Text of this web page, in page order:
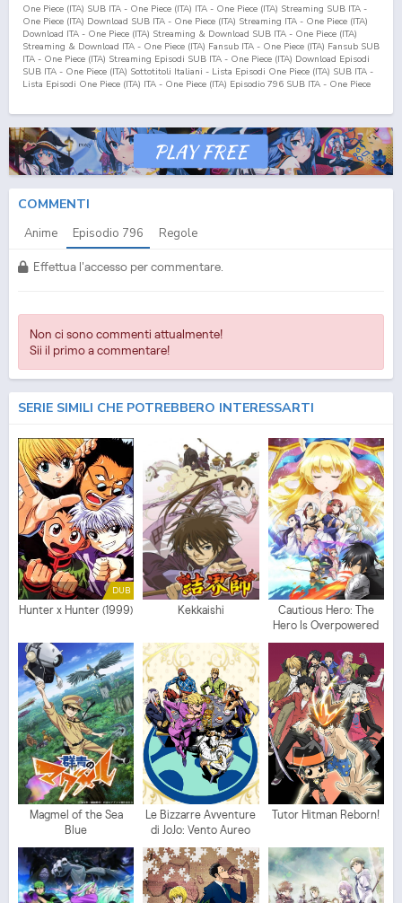
One Piece (ITA) SUB ITA - One Piece (ITA) ITA - One Piece (ITA) Streaming SUB ITA -
One Piece (ITA) Download SUB ITA - One Piece (ITA) Streaming ITA - One Piece (ITA)
Download ITA - One Piece (ITA) Streaming & Download SUB ITA - One Piece (ITA)
Streaming & Download ITA - One Piece (ITA) Fansub ITA - One Piece (ITA) Fansub SUB
ITA - One Piece (ITA) Streaming Episodi SUB ITA - One Piece (ITA) Download Episodi
SUB ITA - One Piece (ITA) Sottotitoli Italiani - Lista Episodi One Piece (ITA) SUB ITA -
Lista Episodi One Piece (ITA) ITA - One Piece (ITA) Episodio 796 SUB ITA - One Piece
COMMENTI
Anime Episodio 796 Regole
Effettua l'accesso per commentare.
Non ci sono commenti attualmente!
Sii il primo a commentare!
SERIE SIMILI CHE POTREBBERO INTERESSARTI
DUB
Hunter x Hunter (1999) Kekkaishi
Cautious Hero: The
Hero Is Overpowered
but Overly Cautious
Magmel of the Sea
Blue
Le Bizzarre Avventure
di JoJo: Vento Aureo
Tutor Hitman Reborn!